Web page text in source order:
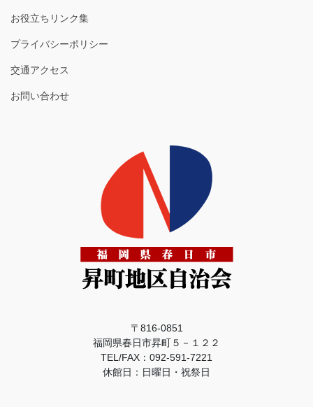
お役立ちリンク集
プライバシーポリシー
交通アクセス
お問い合わせ
〒816-0851
福岡県春日市昇町５－１２２
TEL/FAX：092-591-7221
休館日：日曜日・祝祭日